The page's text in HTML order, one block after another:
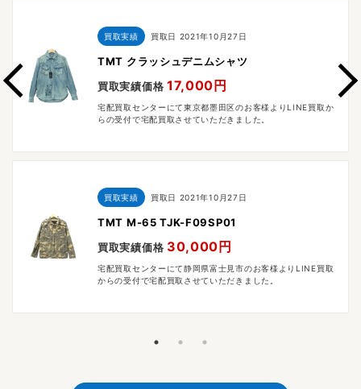
買取実績 買取日 2021年10月27日
TMT クラッシュデニムシャツ
買取実績価格 17,000円
宅配買取センターにて東京都墨田区のお客様よりLINE買取か
らの受付で宅配買取させていただきました。
買取実績 買取日 2021年10月27日
TMT M-65 TJK-F09SP01
買取実績価格 30,000円
宅配買取センターにて静岡県富士見市のお客様よりLINE買取
からの受付で宅配買取させていただきました。